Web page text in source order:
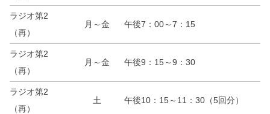
ラジオ第2
（再）
月～金 午後7：00～7：15
ラジオ第2
（再）
月～金 午後9：15～9：30
ラジオ第2
（再）
土 午後10：15～11：30（5回分）